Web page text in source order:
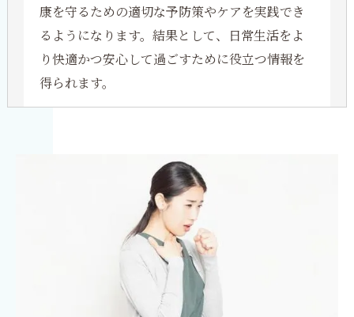
康を守るための適切な予防策やケアを実践でき
るようになります。結果として、日常生活をよ
り快適かつ安心して過ごすために役立つ情報を
得られます。